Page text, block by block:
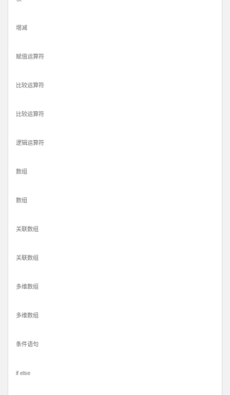
增减
赋值运算符
比较运算符
比较运算符
逻辑运算符
数组
数组
关联数组
关联数组
多维数组
多维数组
条件语句
if else